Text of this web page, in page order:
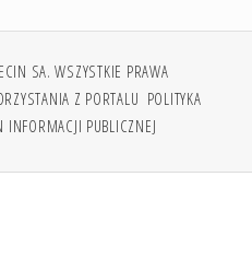
SA. WSZYSTKIE PRAWA
Z PORTALU POLITYKA
INFORMACJI PUBLICZNEJ